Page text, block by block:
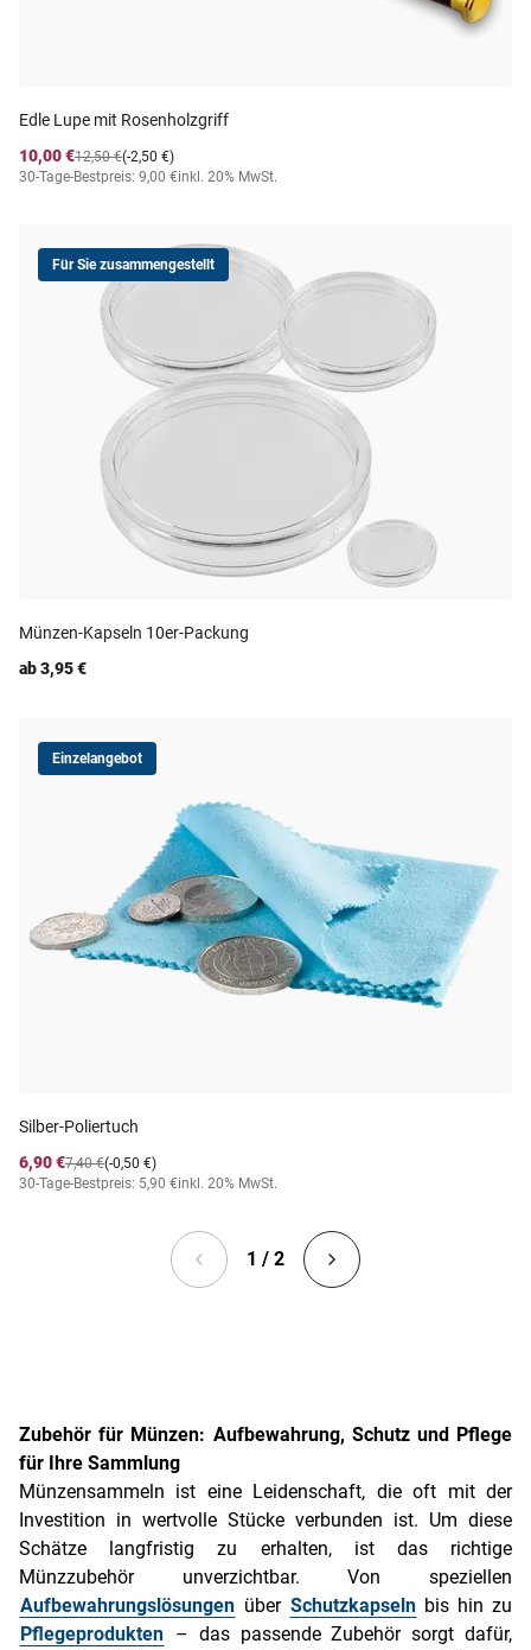
Edle Lupe mit Rosenholzgriff
10,00 €
(-2,50 €)
12,50 €
30-Tage-Bestpreis: 9,00 €inkl. 20% MwSt.
Für Sie zusammengestellt
Münzen-Kapseln 10er-Packung
ab 3,95 €
Einzelangebot
Silber-Poliertuch
6,90 €
(-0,50 €)
7,40 €
30-Tage-Bestpreis: 5,90 €inkl. 20% MwSt.
1 / 2
Zubehör für Münzen: Aufbewahrung, Schutz und Pflege
für Ihre Sammlung
Münzensammeln ist eine Leidenschaft, die oft mit der
Investition in wertvolle Stücke verbunden ist. Um diese
Schätze langfristig zu erhalten, ist das richtige
Münzzubehör unverzichtbar. Von speziellen
Aufbewahrungslösungen über Schutzkapseln bis hin zu
Pflegeprodukten – das passende Zubehör sorgt dafür,